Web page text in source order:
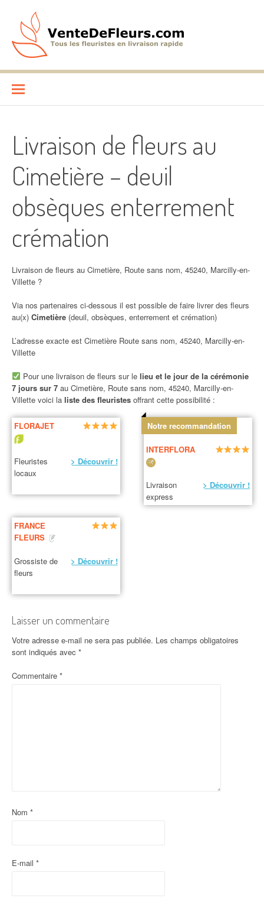
contenu
VenteDeFleurs.com
Livraison de fleurs au
Cimetière – deuil
obsèques enterrement
crémation
Livraison de fleurs au Cimetière, Route sans nom, 45240, Marcilly-en-
Villette ?
Via nos partenaires ci-dessous il est possible de faire livrer des fleurs
au(x) Cimetière (deuil, obsèques, enterrement et crémation)
L’adresse exacte est Cimetière Route sans nom, 45240, Marcilly-en-
Villette
Pour une livraison de fleurs sur le lieu et le jour de la cérémonie
7 jours sur 7 au Cimetière, Route sans nom, 45240, Marcilly-en-
Villette voici la liste des fleuristes offrant cette possibilité :
FLORAJET
Fleuristes
locaux
> Découvrir !
Notre recommandation
INTERFLORA
Livraison
express
> Découvrir !
FRANCE
FLEURS
Grossiste de
fleurs
> Découvrir !
Laisser un commentaire
Votre adresse e-mail ne sera pas publiée. Les champs obligatoires
sont indiqués avec *
Commentaire *
Nom *
E-mail *